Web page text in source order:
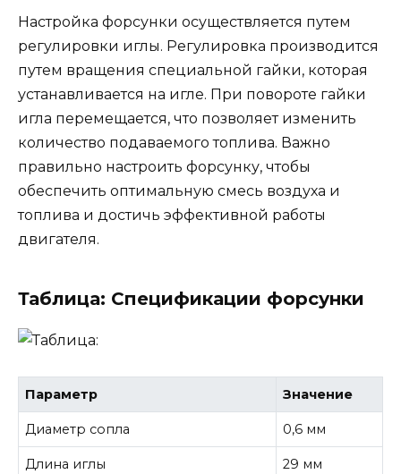
Настройка форсунки осуществляется путем
регулировки иглы. Регулировка производится
путем вращения специальной гайки, которая
устанавливается на игле. При повороте гайки
игла перемещается, что позволяет изменить
количество подаваемого топлива. Важно
правильно настроить форсунку, чтобы
обеспечить оптимальную смесь воздуха и
топлива и достичь эффективной работы
двигателя.
Таблица: Спецификации форсунки
Параметр Значение
Диаметр сопла 0,6 мм
Длина иглы 29 мм